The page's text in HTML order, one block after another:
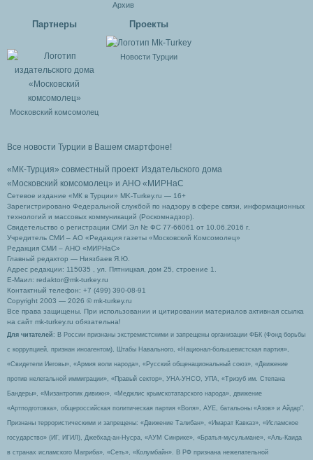
Архив
Партнеры
Московский комсомолец
Проекты
Новости Турции
Все новости Турции в Вашем смартфоне!
«МК-Турция» совместный проект Издательского дома
«Московский комсомолец» и АНО «МИРНаС
Сетевое издание «МК в Турции» MK-Turkey.ru — 16+
Зарегистрировано Федеральной службой по надзору в сфере связи, информационных
технологий и массовых коммуникаций (Роскомнадзор).
Свидетельство о регистрации СМИ Эл № ФС 77-66061 от 10.06.2016 г.
Учредитель СМИ – АО «Редакция газеты «Московский Комсомолец»
Редакция СМИ – АНО «МИРНаС»
Главный редактор — Ниязбаев Я.Ю.
Адрес редакции: 115035 , ул. Пятницкая, дом 25, строение 1.
Е-Маил: redaktor@mk-turkey.ru
Контактный телефон: +7 (499) 390-08-91
Copyright 2003 — 2026 © mk-turkey.ru
Все права защищены. При использовании и цитировании материалов активная ссылка
на сайт mk-turkey.ru обязательна!
Для читателей : В России признаны экстремистскими и запрещены организации ФБК (Фонд борьбы
с коррупцией, признан иноагентом), Штабы Навального, «Национал-большевистская партия»,
«Свидетели Иеговы», «Армия воли народа», «Русский общенациональный союз», «Движение
против нелегальной иммиграции», «Правый сектор», УНА-УНСО, УПА, «Тризуб им. Степана
Бандеры», «Мизантропик дивижн», «Меджлис крымскотатарского народа», движение
«Артподготовка», общероссийская политическая партия «Воля», АУЕ, батальоны «Азов» и Айдар″.
Признаны террористическими и запрещены: «Движение Талибан», «Имарат Кавказ», «Исламское
государство» (ИГ, ИГИЛ), Джебхад-ан-Нусра, «АУМ Синрике», «Братья-мусульмане», «Аль-Каида
в странах исламского Магриба», «Сеть», «Колумбайн». В РФ признана нежелательной